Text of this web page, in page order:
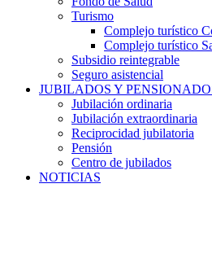
Turismo
Complejo turístico
Complejo turístico
Subsidio reintegrable
Seguro asistencial
JUBILADOS Y
Jubilación ordinaria
Jubilación extraordinaria
Reciprocidad jubilatoria
Pensión
Centro de jubilados
NOTICIAS